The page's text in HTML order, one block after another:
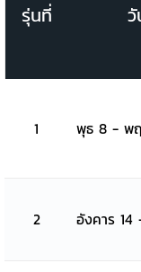
รุ่นที่
1 พุธ 8 - พ
2 อังคาร 14